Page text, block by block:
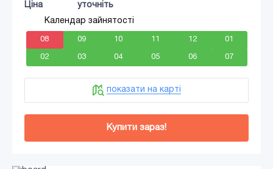
Ціна
уточніть
Календар зайнятості
08 09 10 11 12 01
02 03 04 05 06 07
показати на карті
Купити зараз!